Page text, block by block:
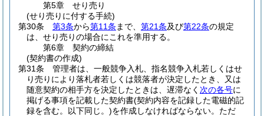
第5章
せり売り
(せり売りに付する手続)
第30条
第3条から第11条 まで、 第21条及び第22条の規定
は、せり売りの場合にこれを準用する。
第6章
契約の締結
(契約書の作成)
第31条
管理者は、一般競争入札、指名競争入札若しくはせ
り売りにより落札者若しくは競落者が決定したとき、又は
随意契約の相手方を決定したときは、遅滞なく 次の各号に
掲げる事項を記載した契約書(契約内容を記録した電磁的記
録を含む。以下同じ。)を作成しなければならない。 ただ